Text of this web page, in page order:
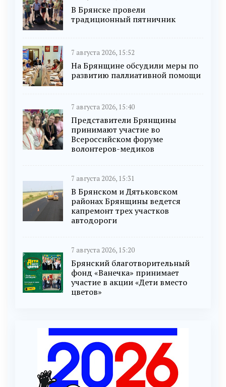
В Брянске провели
традиционный пятничник
7 августа 2026, 15:52
На Брянщине обсудили меры по
развитию паллиативной помощи
7 августа 2026, 15:40
Представители Брянщины
принимают участие во
Всероссийском форуме
волонтеров-медиков
7 августа 2026, 15:31
В Брянском и Дятьковском
районах Брянщины ведется
капремонт трех участков
автодороги
7 августа 2026, 15:20
Брянский благотворительный
фонд «Ванечка» принимает
участие в акции «Дети вместо
цветов»